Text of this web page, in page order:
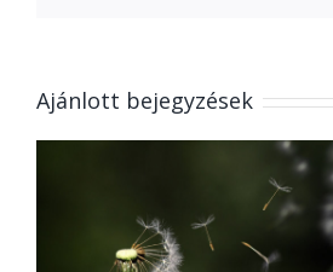
Ajánlott bejegyzések